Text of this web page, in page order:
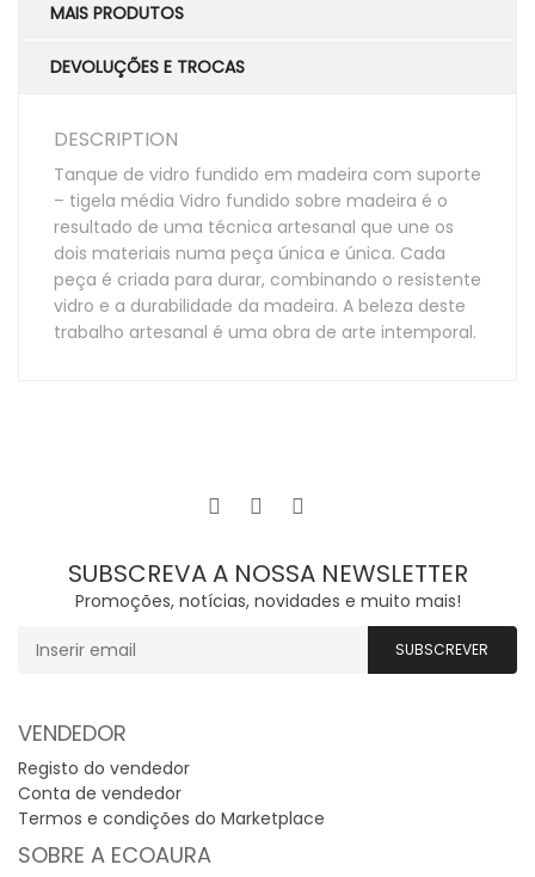
MAIS PRODUTOS
DEVOLUÇÕES E TROCAS
DESCRIPTION
Tanque de vidro fundido em madeira com suporte
– tigela média Vidro fundido sobre madeira é o
resultado de uma técnica artesanal que une os
dois materiais numa peça única e única. Cada
peça é criada para durar, combinando o resistente
vidro e a durabilidade da madeira. A beleza deste
trabalho artesanal é uma obra de arte intemporal.
SUBSCREVA A NOSSA NEWSLETTER
Promoções, notícias, novidades e muito mais!
VENDEDOR
Registo do vendedor
Conta de vendedor
Termos e condições do Marketplace
SOBRE A ECOAURA